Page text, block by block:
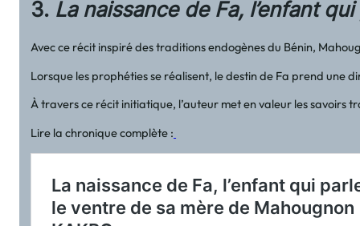
3. La naissance de Fa, l’enfant
Avec ce récit inspiré des traditions endogènes du Bénin,
Lorsque les prophéties se réalisent, le destin de Fa prend une
À travers ce récit initiatique, l’auteur met en valeur les savoirs
Lire la chronique complète :